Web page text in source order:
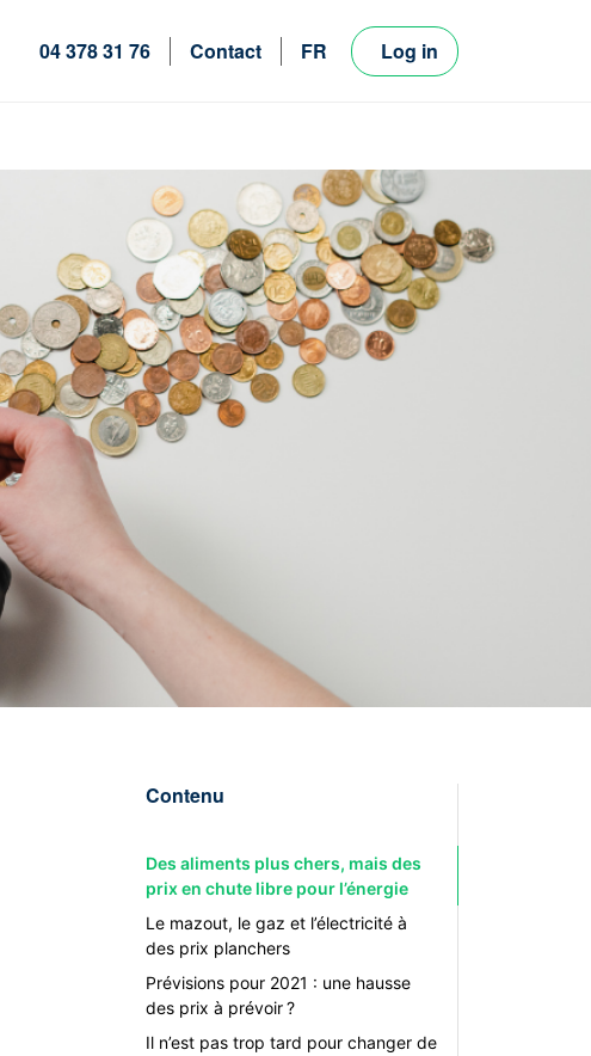
04 378 31 76 Contact
FR
Log in
Contenu
Des aliments plus chers, mais des
prix en chute libre pour l’énergie
Le mazout, le gaz et l’électricité à
des prix planchers
Prévisions pour 2021 : une hausse
des prix à prévoir ?
Il n’est pas trop tard pour changer de